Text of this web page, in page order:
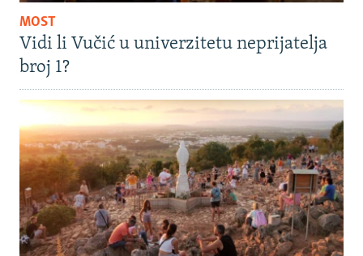
MOST
Vidi li Vučić u univerzitetu neprijatelja
broj 1?